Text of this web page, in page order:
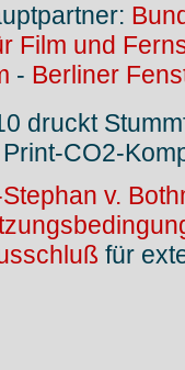
Film und
- Berliner
druckt
CO2-
v.
für